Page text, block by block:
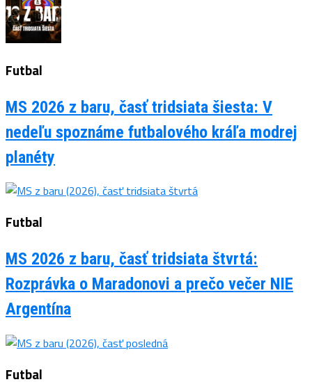
Futbal
MS 2026 z baru, časť tridsiata šiesta: V
nedeľu spoznáme futbalového kráľa modrej
planéty
Futbal
MS 2026 z baru, časť tridsiata štvrtá:
Rozprávka o Maradonovi a prečo večer NIE
Argentína
Futbal